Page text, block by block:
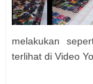
melakukan
terlihat di Video